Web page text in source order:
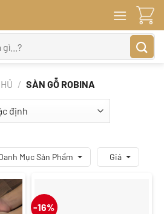
/ SÀN GỖ ROBINA
Mục Sản Phẩm Giá
-16%